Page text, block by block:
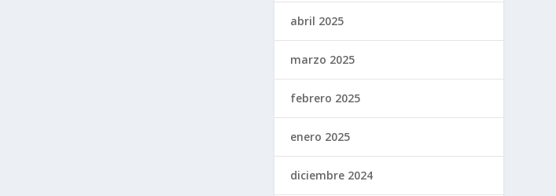
abril 2025
marzo 2025
febrero 2025
enero 2025
diciembre 2024